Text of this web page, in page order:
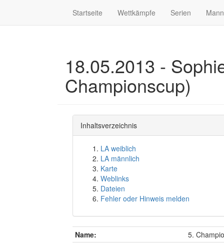
Startseite Wettkämpfe Serien
18.05.2013 -
Championscup)
Inhaltsverzeichnis
LA weiblich
LA männlich
Karte
Weblinks
Dateien
Fehler oder Hinweis melden
Name:
5.